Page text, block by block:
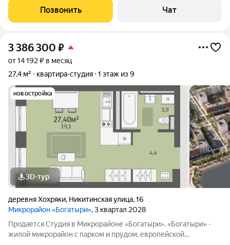
комфортной жизни
Позвонить Чат
3 386 300 ₽
от 14 192 ₽ в месяц
27,4 м²
квартира-студия 1 этаж из 9
новостройка
3D-тур
деревня Хохряки, Никитинская улица,16
Микрорайон «Богатыри», 3 квартал 2028
Продается Студия в Микрорайоне «Богатыри». «Богатыри» -
жилой микрорайон с парком и прудом, европейской